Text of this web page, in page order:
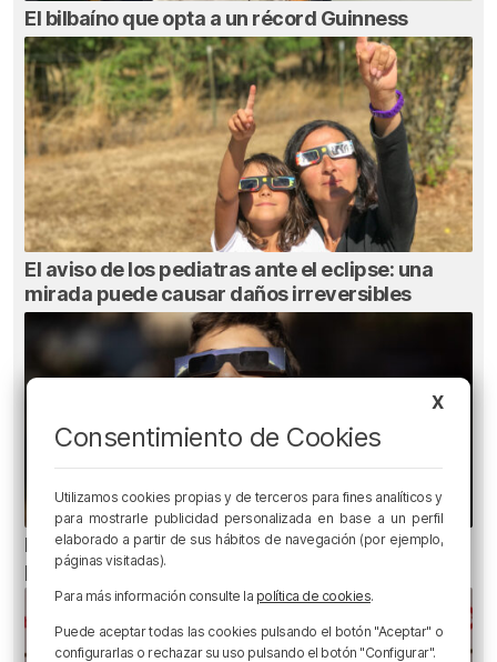
El bilbaíno que opta a un récord Guinness
El aviso de los pediatras ante el eclipse: una
mirada puede causar daños irreversibles
Ni gafas de sol ni radiografías: los errores que
pueden dañar la retina durante el eclipse
X
Consentimiento de Cookies
Utilizamos cookies propias y de terceros para fines analíticos y
para mostrarle publicidad personalizada en base a un perfil
elaborado a partir de sus hábitos de navegación (por ejemplo,
páginas visitadas).
Para más información consulte la política de cookies.
Puede aceptar todas las cookies pulsando el botón "Aceptar" o
configurarlas o rechazar su uso pulsando el botón "Configurar".